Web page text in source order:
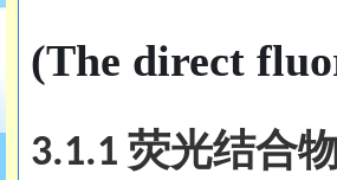
(The direct
3.1.1 荧光结合